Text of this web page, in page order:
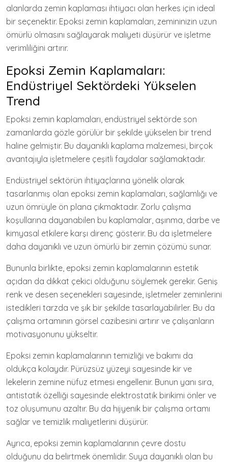
alanlarda zemin kaplaması ihtiyacı olan herkes için ideal
bir seçenektir. Epoksi zemin kaplamaları, zemininizin uzun
ömürlü olmasını sağlayarak maliyeti düşürür ve işletme
verimliliğini artırır.
Epoksi Zemin Kaplamaları:
Endüstriyel Sektördeki Yükselen
Trend
Epoksi zemin kaplamaları, endüstriyel sektörde son
zamanlarda gözle görülür bir şekilde yükselen bir trend
haline gelmiştir. Bu dayanıklı kaplama malzemesi, birçok
avantajıyla işletmelere çeşitli faydalar sağlamaktadır.
Endüstriyel sektörün ihtiyaçlarına yönelik olarak
tasarlanmış olan epoksi zemin kaplamaları, sağlamlığı ve
uzun ömrüyle ön plana çıkmaktadır. Zorlu çalışma
koşullarına dayanabilen bu kaplamalar, aşınma, darbe ve
kimyasal etkilere karşı direnç gösterir. Bu da işletmelere
daha dayanıklı ve uzun ömürlü bir zemin çözümü sunar.
Bununla birlikte, epoksi zemin kaplamalarının estetik
açıdan da dikkat çekici olduğunu söylemek gerekir. Geniş
renk ve desen seçenekleri sayesinde, işletmeler zeminlerini
istedikleri tarzda ve şık bir şekilde tasarlayabilirler. Bu da
çalışma ortamının görsel cazibesini artırır ve çalışanların
motivasyonunu yükseltir.
Epoksi zemin kaplamalarının temizliği ve bakımı da
oldukça kolaydır. Pürüzsüz yüzeyi sayesinde kir ve
lekelerin zemine nüfuz etmesi engellenir. Bunun yanı sıra,
antistatik özelliği sayesinde elektrostatik birikimi önler ve
toz oluşumunu azaltır. Bu da hijyenik bir çalışma ortamı
sağlar ve temizlik maliyetlerini düşürür.
Ayrıca, epoksi zemin kaplamalarının çevre dostu
olduğunu da belirtmek önemlidir. Suya dayanıklı olan bu